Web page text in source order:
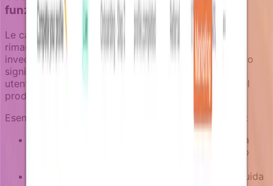
funzionano con i dati del prodotto
Le campagne di prevenzione del churn più efficaci
rimangono vicine all'utilizzo effettivo del prodotto
invece di tattiche generiche di ri-engagement. Questo
significa usare enricher per capire non solo che un
utente è disimpegnato, ma quale valore specifico del
prodotto non hanno ancora scoperto.
Esempi di approcci di retention guidati dal contesto:
Per utenti che non hanno usato una funzionalità
core: tutorial personalizzati basati sul loro caso
Per admin di team i cui membri sono inattivi: guida